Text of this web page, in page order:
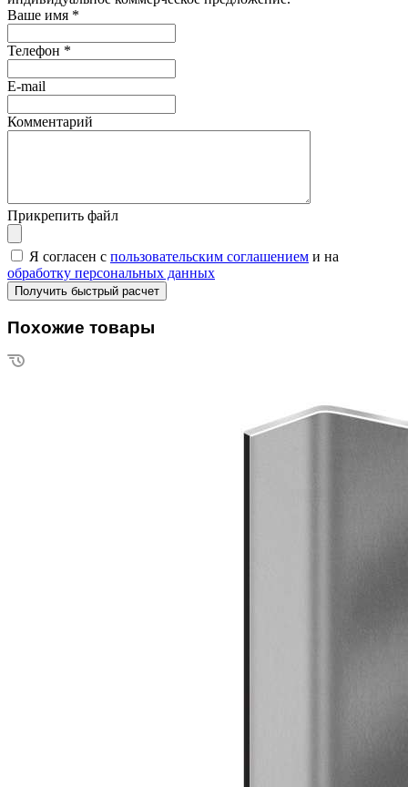
Ваше имя *
Телефон *
E-mail
Комментарий
Прикрепить файл
Я согласен с пользовательским соглашением и на
обработку персональных данных
Похожие товары